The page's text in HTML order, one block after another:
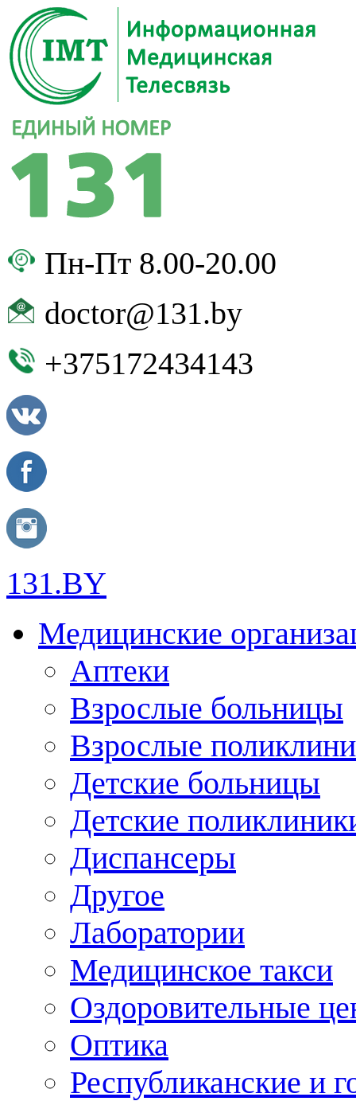
Пн-Пт 8.00-20.00
doctor@131.by
+375172434143
131.BY
Медицинские
Аптеки
Взрослые больницы
Взрослые
Детские больницы
Детские
Диспансеры
Другое
Лаборатории
Медицинское такси
Оздоровительные
Оптика
Республиканские и